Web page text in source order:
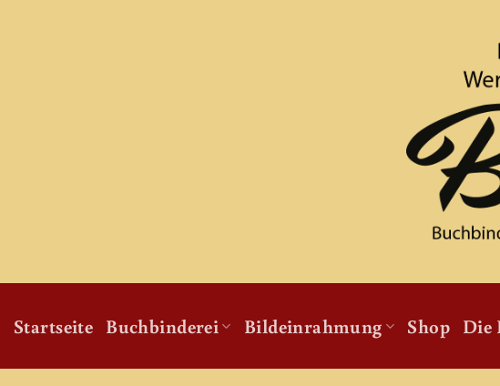
Startseite Buchbinderei Bildeinrahmung Shop Die